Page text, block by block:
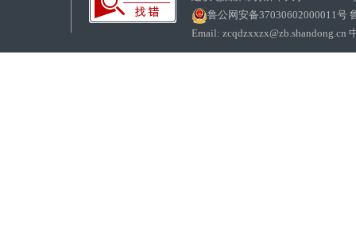
鲁公网安备37030602000011号
Email: zcqdzxxzx@zb.shandong.cn